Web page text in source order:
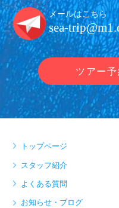
メールはこちら
sea-
ツアー
トップページ
スタッフ紹介
よくある質問
お知らせ・ブログ